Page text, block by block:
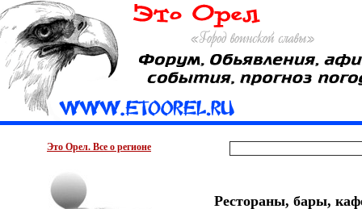
Это Орел. Все о регионе
Рестораны, бары,